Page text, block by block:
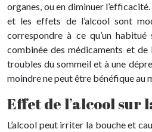
organes, ou en diminuer
et les effets de l’alcool sont
correspondre à ce qu’un habitué
combinée des médicaments et de
troubles du sommeil et à une
moindre ne peut être bénéfique au
Effet de l’alcool sur
L’alcool peut irriter la bouche et